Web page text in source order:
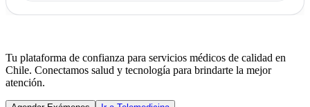
Tu plataforma de confianza para servicios médicos de calidad en
Chile. Conectamos salud y tecnología para brindarte la mejor
atención.